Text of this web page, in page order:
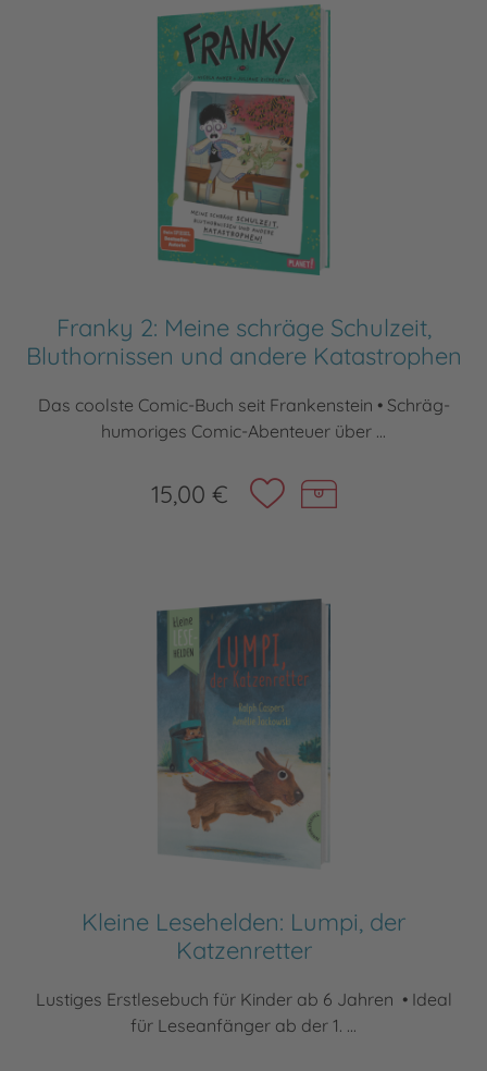
Franky 2: Meine schräge Schulzeit,
Bluthornissen und andere Katastrophen
Das coolste Comic-Buch seit Frankenstein • Schräg-
humoriges Comic-Abenteuer über ...
15,00 €
Kleine Lesehelden: Lumpi, der
Katzenretter
Lustiges Erstlesebuch für Kinder ab 6 Jahren • Ideal
für Leseanfänger ab der 1. ...